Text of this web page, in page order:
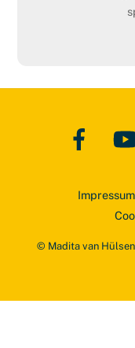
Impressum
© Madita van